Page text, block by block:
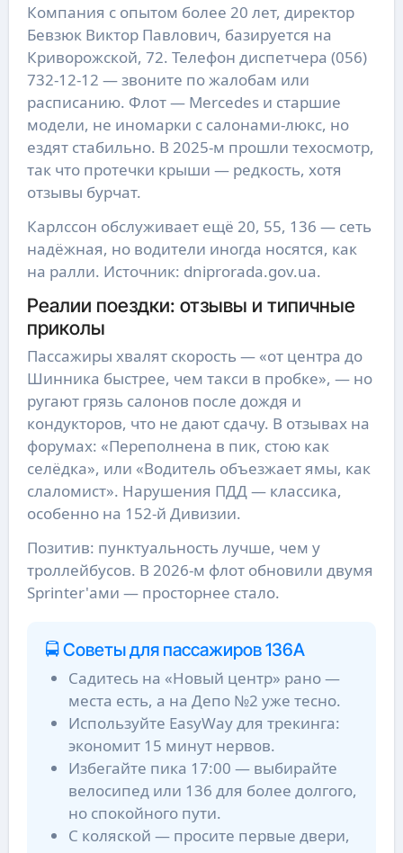
Компания с опытом более 20 лет, директор
Бевзюк Виктор Павлович, базируется на
Криворожской, 72. Телефон диспетчера (056)
732-12-12 — звоните по жалобам или
расписанию. Флот — Mercedes и старшие
модели, не иномарки с салонами-люкс, но
ездят стабильно. В 2025-м прошли техосмотр,
так что протечки крыши — редкость, хотя
отзывы бурчат.
Карлссон обслуживает ещё 20, 55, 136 — сеть
надёжная, но водители иногда носятся, как
на ралли. Источник: dniprorada.gov.ua.
Реалии поездки: отзывы и типичные
приколы
Пассажиры хвалят скорость — «от центра до
Шинника быстрее, чем такси в пробке», — но
ругают грязь салонов после дождя и
кондукторов, что не дают сдачу. В отзывах на
форумах: «Переполнена в пик, стою как
селёдка», или «Водитель объезжает ямы, как
слаломист». Нарушения ПДД — классика,
особенно на 152-й Дивизии.
Позитив: пунктуальность лучше, чем у
троллейбусов. В 2026-м флот обновили двумя
Sprinter'ами — просторнее стало.
🚍 Советы для пассажиров 136А
Садитесь на «Новый центр» рано —
места есть, а на Депо №2 уже тесно.
Используйте EasyWay для трекинга:
экономит 15 минут нервов.
Избегайте пика 17:00 — выбирайте
велосипед или 136 для более долгого,
но спокойного пути.
С коляской — просите первые двери,